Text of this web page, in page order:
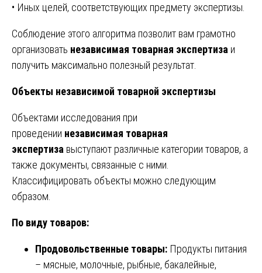
• Иных целей, соответствующих предмету экспертизы.
Соблюдение этого алгоритма позволит вам грамотно
организовать независимая товарная экспертиза и
получить максимально полезный результат.
Объекты независимой товарной экспертизы
Объектами исследования при
проведении независимая товарная
экспертиза выступают различные категории товаров, а
также документы, связанные с ними.
Классифицировать объекты можно следующим
образом.
По виду товаров:
Продовольственные товары: Продукты питания
– мясные, молочные, рыбные, бакалейные,